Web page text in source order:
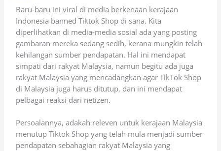
Baru-baru ini viral di media berkenaan kerajaan
Indonesia banned Tiktok Shop di sana. Kita
diperlihatkan di media-media sosial ada yang posting
gambaran mereka sedang sedih, kerana mungkin telah
kehilangan sumber pendapatan. Hal ini mendapat
simpati dari rakyat Malaysia, namun begitu ada juga
rakyat Malaysia yang mencadangkan agar TikTok Shop
di Malaysia juga harus ditutup, dan ini mendapat
pelbagai reaksi dari netizen.
Persoalannya, adakah releven untuk kerajaan Malaysia
menutup Tiktok Shop yang telah mula menjadi sumber
pendapatan sebahagian rakyat Malaysia yang